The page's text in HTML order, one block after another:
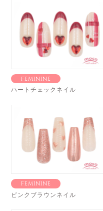
FEMININE
ハートチェックネイル
FEMININE
ピンクブラウンネイル